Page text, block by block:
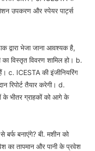
उपकरण और स्पेयर पार्ट्स
द्वारा भेजा जाना आवश्यक है,
विस्तृत विवरण शामिल हो। b.
c. ICESTA की इंजीनियरिंग
रिपोर्ट तैयार करेगी। d.
के भीतर ग्राहकों को आगे के
बर्फ बनाएंगे? बी. मशीन को
का तापमान और पानी के प्रवेश